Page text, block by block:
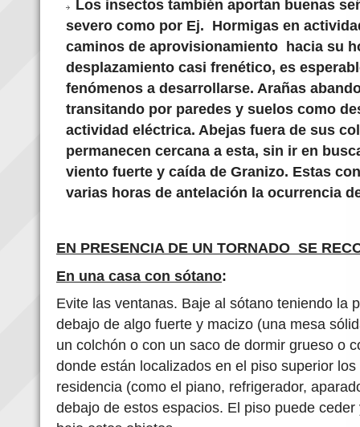
Los insectos también aportan buenas
severo como por Ej. Hormigas en
caminos de aprovisionamiento hacia su
desplazamiento casi frenético, es
fenómenos a desarrollarse. Arañas
transitando por paredes y suelos como
actividad eléctrica. Abejas fuera de sus
permanecen cercana a esta, sin ir en
viento fuerte y caída de Granizo. Estas
varias horas de antelación la ocurrencia
EN PRESENCIA DE UN TORNADO SE
En una casa con sótano:
Evite las ventanas. Baje al sótano teniendo la
debajo de algo fuerte y macizo (una mesa
un colchón o con un saco de dormir grueso o
donde están localizados en el piso superior
residencia (como el piano, refrigerador,
debajo de estos espacios. El piso puede